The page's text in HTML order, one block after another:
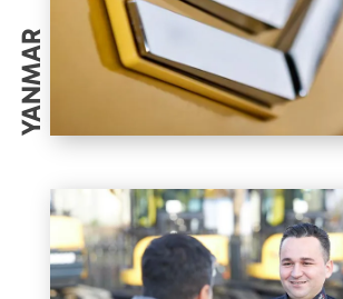
YANMAR